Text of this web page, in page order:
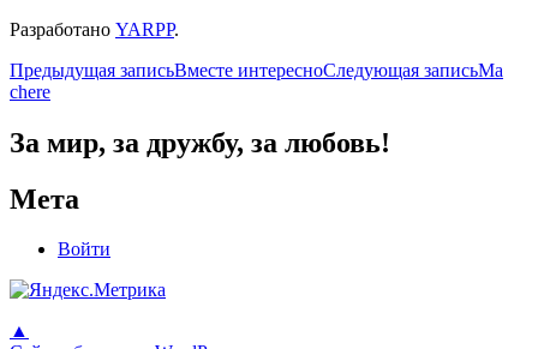
Разработано YARPP.
Навигация
по
записям
Предыдущая записьВместе интересноСледующая записьMa
chere
За мир, за дружбу, за любовь!
Мета
Войти
▲